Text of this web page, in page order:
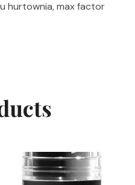
hurtownia, max factor